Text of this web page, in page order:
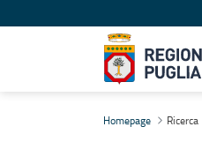
Homepage Ricerca